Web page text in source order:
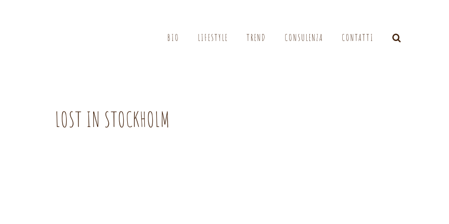
BIO LIFESTYLE TREND CONSULENZA CONTATTI
LOST IN STOCKHOLM